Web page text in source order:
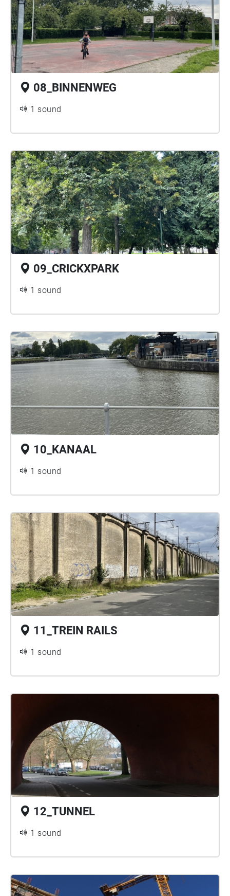
08_BINNENWEG
1 sound
09_CRICKXPARK
1 sound
10_KANAAL
1 sound
11_TREIN RAILS
1 sound
12_TUNNEL
1 sound